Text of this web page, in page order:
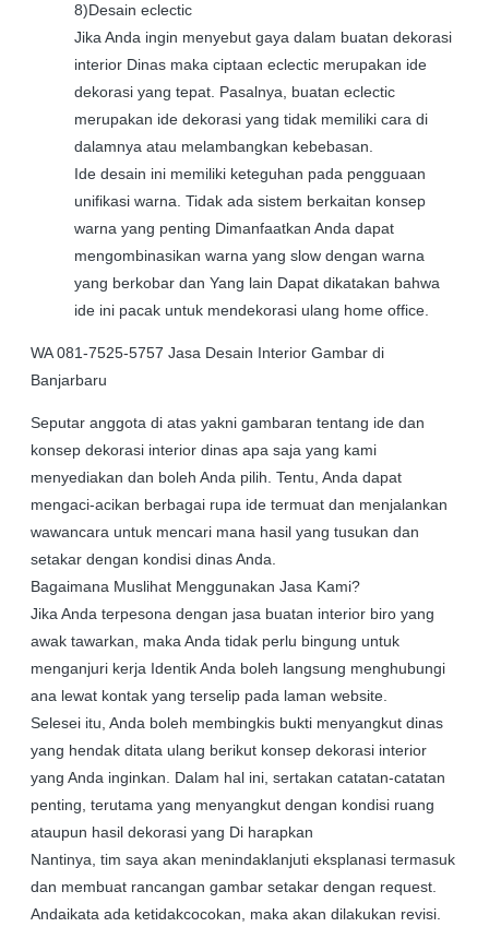
8)Desain eclectic
Jika Anda ingin menyebut gaya dalam buatan dekorasi
interior Dinas maka ciptaan eclectic merupakan ide
dekorasi yang tepat. Pasalnya, buatan eclectic
merupakan ide dekorasi yang tidak memiliki cara di
dalamnya atau melambangkan kebebasan.
Ide desain ini memiliki keteguhan pada pengguaan
unifikasi warna. Tidak ada sistem berkaitan konsep
warna yang penting Dimanfaatkan Anda dapat
mengombinasikan warna yang slow dengan warna
yang berkobar dan Yang lain Dapat dikatakan bahwa
ide ini pacak untuk mendekorasi ulang home office.
WA 081-7525-5757 Jasa Desain Interior Gambar di
Banjarbaru
Seputar anggota di atas yakni gambaran tentang ide dan
konsep dekorasi interior dinas apa saja yang kami
menyediakan dan boleh Anda pilih. Tentu, Anda dapat
mengaci-acikan berbagai rupa ide termuat dan menjalankan
wawancara untuk mencari mana hasil yang tusukan dan
setakar dengan kondisi dinas Anda.
Bagaimana Muslihat Menggunakan Jasa Kami?
Jika Anda terpesona dengan jasa buatan interior biro yang
awak tawarkan, maka Anda tidak perlu bingung untuk
menganjuri kerja Identik Anda boleh langsung menghubungi
ana lewat kontak yang terselip pada laman website.
Selesei itu, Anda boleh membingkis bukti menyangkut dinas
yang hendak ditata ulang berikut konsep dekorasi interior
yang Anda inginkan. Dalam hal ini, sertakan catatan-catatan
penting, terutama yang menyangkut dengan kondisi ruang
ataupun hasil dekorasi yang Di harapkan
Nantinya, tim saya akan menindaklanjuti eksplanasi termasuk
dan membuat rancangan gambar setakar dengan request.
Andaikata ada ketidakcocokan, maka akan dilakukan revisi.